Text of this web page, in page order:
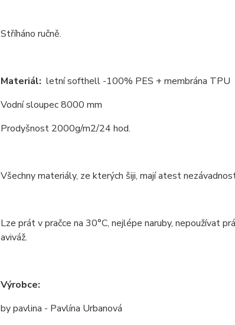
Stříháno ručně.
Materiál: letní softhell -100% PES + membrána TPU
Vodní sloupec 8000 mm
Prodyšnost 2000g/m2/24 hod.
Všechny materiály, ze kterých šiji, mají atest
Lze prát v pračce na 30°C, nejlépe naruby, nepoužívat
aviváž.
Výrobce:
by pavlina - Pavlína Urbanová